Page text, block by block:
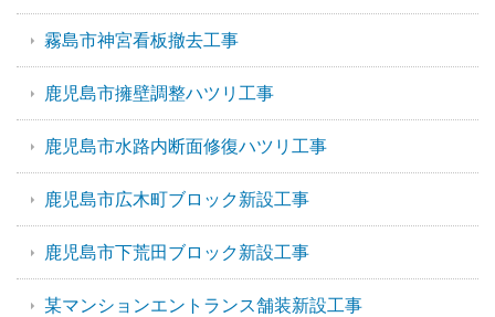
霧島市神宮看板撤去工事
鹿児島市擁壁調整ハツリ工事
鹿児島市水路内断面修復ハツリ工事
鹿児島市広木町ブロック新設工事
鹿児島市下荒田ブロック新設工事
某マンションエントランス舗装新設工事